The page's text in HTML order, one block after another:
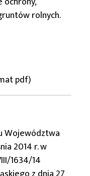
rolnych.
pdf)
Województwa
2014 r. w
1634/14